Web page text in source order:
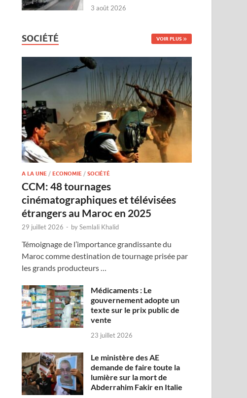
3 août 2026
SOCIÉTÉ VOIR PLUS
A LA UNE /ECONOMIE /SOCIÉTÉ
CCM: 48 tournages
cinématographiques et télévisées
étrangers au Maroc en 2025
29 juillet 2026 - bySemlali Khalid
Témoignage de l’importance grandissante du
Maroc comme destination de tournage prisée par
les grands producteurs …
Médicaments : Le
gouvernement adopte un
texte sur le prix public de
vente
23 juillet 2026
Le ministère des AE
demande de faire toute la
lumière sur la mort de
Abderrahim Fakir en Italie